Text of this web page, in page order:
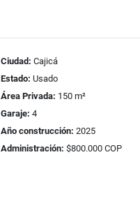
Ciudad: Cajicá
Estado: Usado
Área Privada: 150 m²
Garaje: 4
Año construcción: 2025
Administración: $800.000 COP